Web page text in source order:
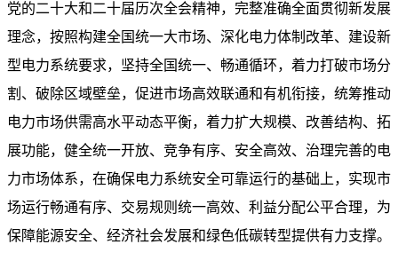
党的二十大和二十届历次全会精神，完整准确全面贯彻新发展
理念，按照构建全国统一大市场、深化电力体制改革、建设新
型电力系统要求，坚持全国统一、畅通循环，着力打破市场分
割、破除区域壁垒，促进市场高效联通和有机衔接，统筹推动
电力市场供需高水平动态平衡，着力扩大规模、改善结构、拓
展功能，健全统一开放、竞争有序、安全高效、治理完善的电
力市场体系，在确保电力系统安全可靠运行的基础上，实现市
场运行畅通有序、交易规则统一高效、利益分配公平合理，为
保障能源安全、经济社会发展和绿色低碳转型提供有力支撑。